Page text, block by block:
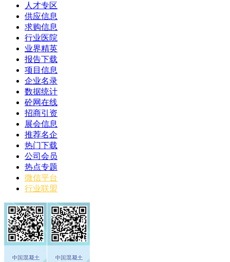
人才专区
供应信息
求购信息
行业医院
业界精英
报告下载
项目信息
企业名录
数据统计
砼网在线
招商引资
展会信息
推荐名企
热门下载
公司会员
热点专题
微信平台
行业联盟